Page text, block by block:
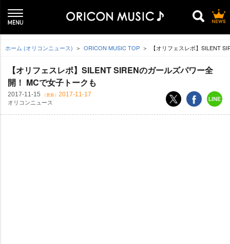
ホーム (オリコンニュース) ORICON MUSIC TOP 【オリフェスレポ】SILENT
【オリフェスレポ】SILENT SIRENのガールズパワー全
開！ MCで女子トークも
2017-11-15 （更新） 2017-11-17
オリコンニュース